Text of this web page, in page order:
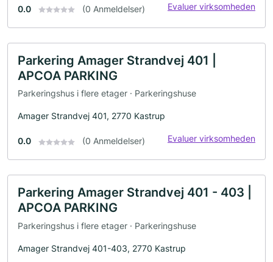
0.0 (0 Anmeldelser) Evaluer virksomheden
Parkering Amager Strandvej 401 |
APCOA PARKING
Parkeringshus i flere etager · Parkeringshuse
Amager Strandvej 401, 2770 Kastrup
0.0 (0 Anmeldelser) Evaluer virksomheden
Parkering Amager Strandvej 401 - 403 |
APCOA PARKING
Parkeringshus i flere etager · Parkeringshuse
Amager Strandvej 401-403, 2770 Kastrup